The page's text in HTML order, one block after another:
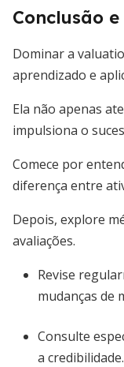
Conclusão
Dominar a
aprendizado e
Ela não apenas
impulsiona o
Comece por
diferença entre
Depois, explore
avaliações.
Revise
mudanças de
Consulte
a credibilidade.